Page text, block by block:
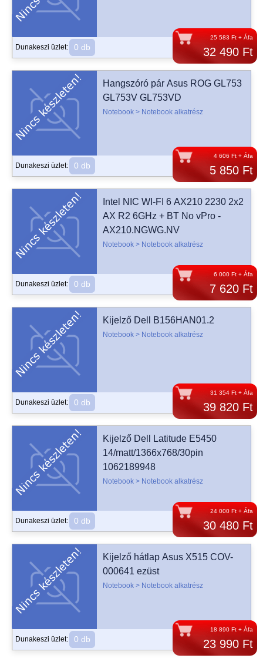
25 583 Ft + Áfa
32 490 Ft
Dunakeszi üzlet: 0 db
4 606 Ft + Áfa
5 850 Ft
Hangszóró pár Asus ROG GL753
GL753V GL753VD
Notebook > Notebook alkatrész
Dunakeszi üzlet: 0 db
6 000 Ft + Áfa
7 620 Ft
Intel NIC WI-FI 6 AX210 2230 2x2
AX R2 6GHz + BT No vPro -
AX210.NGWG.NV
Notebook > Notebook alkatrész
Dunakeszi üzlet: 0 db
31 354 Ft + Áfa
39 820 Ft
Kijelző Dell B156HAN01.2
Notebook > Notebook alkatrész
Dunakeszi üzlet: 0 db
24 000 Ft + Áfa
30 480 Ft
Kijelző Dell Latitude E5450
14/matt/1366x768/30pin
1062189948
Notebook > Notebook alkatrész
Dunakeszi üzlet: 0 db
18 890 Ft + Áfa
23 990 Ft
Kijelző hátlap Asus X515 COV-
000641 ezüst
Notebook > Notebook alkatrész
Dunakeszi üzlet: 0 db